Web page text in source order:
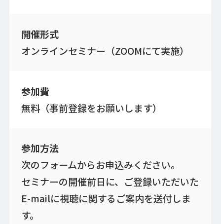
開催形式
オンラインセミナー（ZOOMにて実施）
参加費
無料（事前登録をお願いします）
参加方法
次のフォームからお申込みください。
セミナーの開催前日に、ご登録いただいた
E-mailに視聴に関するご案内を送付しま
す。